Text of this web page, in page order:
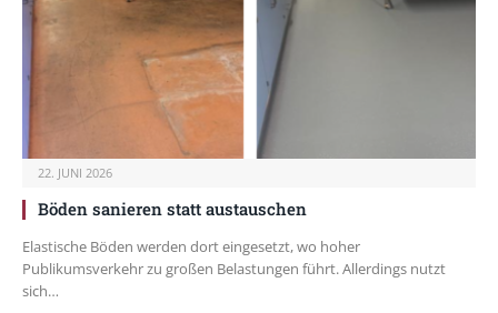
22. JUNI 2026
Böden sanieren statt austauschen
Elastische Böden werden dort eingesetzt, wo hoher
Publikumsverkehr zu großen Belastungen führt. Allerdings nutzt
sich…